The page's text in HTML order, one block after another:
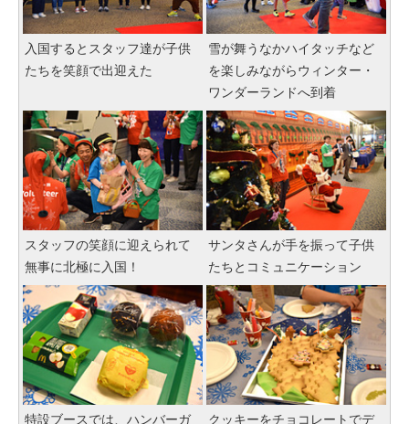
入国するとスタッフ達が子供
たちを笑顔で出迎えた
雪が舞うなかハイタッチなど
を楽しみながらウィンター・
ワンダーランドへ到着
スタッフの笑顔に迎えられて
無事に北極に入国！
サンタさんが手を振って子供
たちとコミュニケーション
特設ブースでは、ハンバーガ クッキーをチョコレートでデ